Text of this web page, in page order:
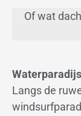
Of wat
Waterparadijs
Langs de